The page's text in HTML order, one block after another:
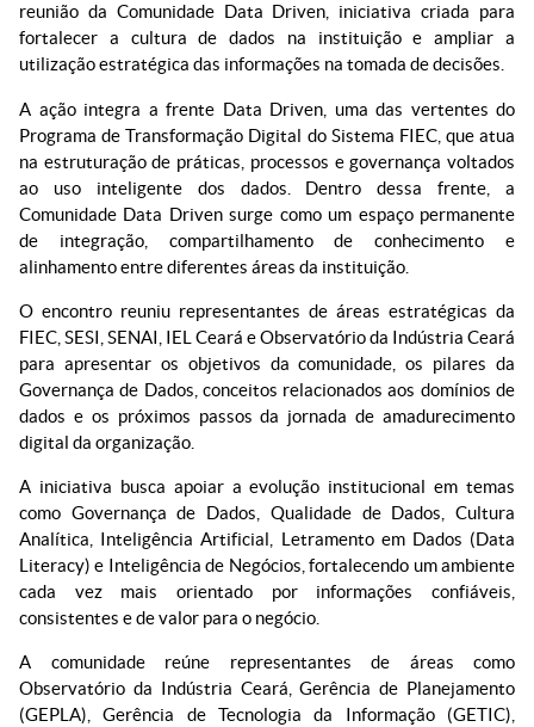
reunião da Comunidade Data Driven, iniciativa criada para
fortalecer a cultura de dados na instituição e ampliar a
utilização estratégica das informações na tomada de decisões.
A ação integra a frente Data Driven, uma das vertentes do
Programa de Transformação Digital do Sistema FIEC, que atua
na estruturação de práticas, processos e governança voltados
ao uso inteligente dos dados. Dentro dessa frente, a
Comunidade Data Driven surge como um espaço permanente
de integração, compartilhamento de conhecimento e
alinhamento entre diferentes áreas da instituição.
O encontro reuniu representantes de áreas estratégicas da
FIEC, SESI, SENAI, IEL Ceará e Observatório da Indústria Ceará
para apresentar os objetivos da comunidade, os pilares da
Governança de Dados, conceitos relacionados aos domínios de
dados e os próximos passos da jornada de amadurecimento
digital da organização.
A iniciativa busca apoiar a evolução institucional em temas
como Governança de Dados, Qualidade de Dados, Cultura
Analítica, Inteligência Artificial, Letramento em Dados (Data
Literacy) e Inteligência de Negócios, fortalecendo um ambiente
cada vez mais orientado por informações confiáveis,
consistentes e de valor para o negócio.
A comunidade reúne representantes de áreas como
Observatório da Indústria Ceará, Gerência de Planejamento
(GEPLA), Gerência de Tecnologia da Informação (GETIC),